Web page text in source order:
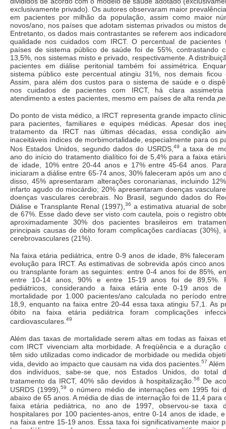
exclusivamente privado). Os autores observaram maior
em pacientes por milhão da população, assim como maior
novos/ano, nos países que adotam sistemas privados ou mistos
Entretanto, os dados mais contrastantes se referem aos
qualidade nos cuidados com IRCT. O percentual de pacientes
países de sistema público de saúde foi de 55%, contrastando
13,5%, nos sistemas misto e privado, respectivamente. A
pacientes em diálise peritonial também foi assimétrica.
sistema público este percentual atingiu 31%, nos demais
Assim, para além dos custos para o sistema de saúde e o
nos cuidados de pacientes com IRCT, há clara
atendimento a estes pacientes, mesmo em países de alta renda
Do ponto de vista médico, a IRCT representa grande impacto
para pacientes, familiares e equipes médicas. Apesar dos
tratamento da IRCT nas últimas décadas, essa condição
inaceitáveis índices de morbimortalidade, especialmente para os
Nos Estados Unidos, segundo dados do USRDS, 49
a taxa de
ano do início do tratamento dialítico foi de 5,4% para a faixa
de idade, 10% entre 20-44 anos e 17% entre 45-64 anos.
iniciaram a diálise entre 65-74 anos, 30% faleceram após um ano
disso, 45% apresentaram alterações coronarianas, incluindo
infarto agudo do miocárdio; 20% apresentaram doenças
doenças vasculares cerebrais. No Brasil, segundo dados do
Diálise e Transplante Renal (1997),36 a estimativa atuarial de
de 67%. Esse dado deve ser visto com cautela, pois o registro
aproximadamente 30% dos pacientes brasileiros em
principais causas de óbito foram complicações cardíacas (30%),
cerebrovasculares (21%).
Na faixa etária pediátrica, entre 0-9 anos de idade, 8%
evolução para IRCT. As estimativas de sobrevida após cinco
ou transplante foram as seguintes: entre 0-4 anos foi de 85%,
entre 10-14 anos, 90% e entre 15-19 anos foi de 89,5%.
pediátricos, considerando a faixa etária ente 0-19 anos
mortalidade por 1.000 pacientes/ano calculada no período
18,9, enquanto na faixa entre 20-44 essa taxa atingiu 57,1. As
óbito na faixa etária pediátrica foram complicações
cardiovasculares. 49
Além das taxas de mortalidade serem altas em todas as faixas
com IRCT vivenciam alta morbidade. A freqüência e a duração
têm sido utilizadas como indicador de morbidade ou medida
vida, devido ao impacto que causam na vida dos pacientes. 57
dos indivíduos, sabe-se que, nos Estados Unidos, do total
tratamento da IRCT, 40% são devidos à hospitalização. 58
De
USRDS (1999),59
o número médio de internações em 1995 foi
abaixo de 65 anos. A média de dias de internação foi de 11,4 para
faixa etária pediátrica, no ano de 1997, observou-se taxa
hospitalares por 100 pacientes-anos, entre 0-14 anos de idade,
na faixa entre 15-19 anos. Essa taxa foi significativamente maior